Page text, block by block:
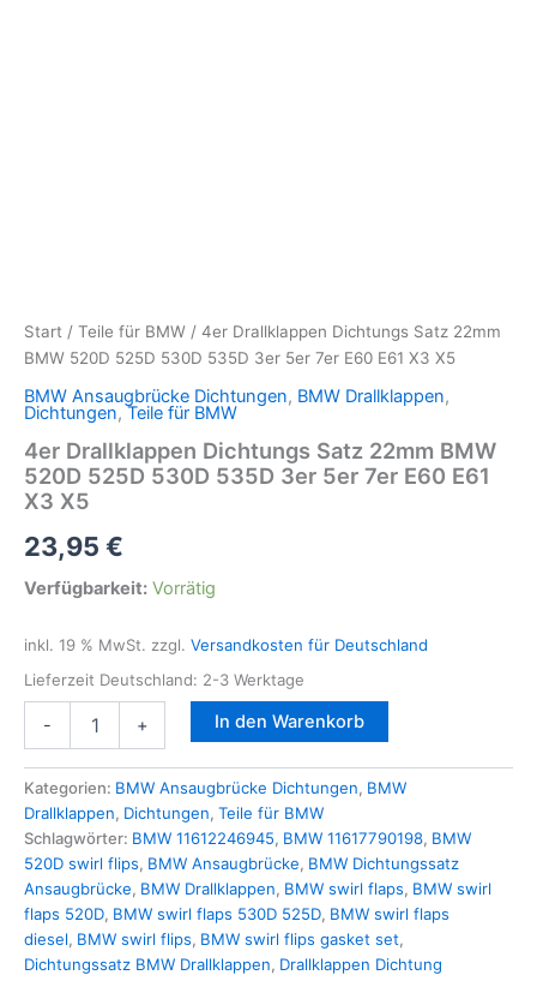
Start / Teile für BMW / 4er Drallklappen Dichtungs Satz 22mm
BMW 520D 525D 530D 535D 3er 5er 7er E60 E61 X3 X5
BMW Ansaugbrücke Dichtungen, BMW Drallklappen,
Dichtungen,Teile für BMW
4er Drallklappen Dichtungs Satz 22mm BMW
520D 525D 530D 535D 3er 5er 7er E60 E61
X3 X5
23,95 €
Verfügbarkeit: Vorrätig
inkl. 19 % MwSt. zzgl. Versandkosten für Deutschland
Lieferzeit Deutschland: 2-3 Werktage
-
Drallklappen
Satz
22mm
BMW
520D
525D
530D
535D
3er
5er
+ In den Warenkorb
Kategorien: BMW Ansaugbrücke Dichtungen, BMW
Drallklappen, Dichtungen, Teile für BMW
Schlagwörter: BMW 11612246945, BMW 11617790198, BMW
520D swirl flips, BMW Ansaugbrücke, BMW Dichtungssatz
Ansaugbrücke, BMW Drallklappen, BMW swirl flaps, BMW swirl
flaps 520D, BMW swirl flaps 530D 525D, BMW swirl flaps
diesel, BMW swirl flips, BMW swirl flips gasket set,
Dichtungssatz BMW Drallklappen, Drallklappen Dichtung